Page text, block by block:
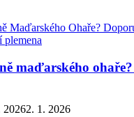
plemena
maďarského
20262. 1. 2026